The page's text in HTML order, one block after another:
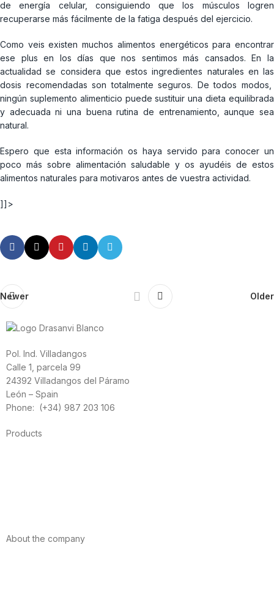
de energía celular, consiguiendo que los músculos logren
recuperarse más fácilmente de la fatiga después del ejercicio.
Como veis existen muchos alimentos energéticos para encontrar
ese plus en los días que nos sentimos más cansados. En la
actualidad se considera que estos ingredientes naturales en las
dosis recomendadas son totalmente seguros. De todos modos,
ningún suplemento alimenticio puede sustituir una dieta equilibrada
y adecuada ni una buena rutina de entrenamiento, aunque sea
natural.
Espero que esta información os haya servido para conocer un
poco más sobre alimentación saludable y os ayudéis de estos
alimentos naturales para motivaros antes de vuestra actividad.
]]>
Newer Older
Pol. Ind. Villadangos
Calle 1, parcela 99
24392 Villadangos del Páramo
León – Spain
Phone: (+34) 987 203 106
Products
About the company